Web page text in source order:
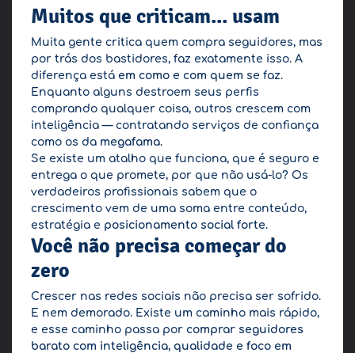
Muitos que criticam... usam
Muita gente critica quem compra seguidores, mas
por trás dos bastidores, faz exatamente isso. A
diferença está em como e com quem se faz.
Enquanto alguns destroem seus perfis
comprando qualquer coisa, outros crescem com
inteligência — contratando serviços de confiança
como os da megafama.
Se existe um atalho que funciona, que é seguro e
entrega o que promete, por que não usá-lo? Os
verdadeiros profissionais sabem que o
crescimento vem de uma soma entre conteúdo,
estratégia e posicionamento social forte.
Você não precisa começar do
zero
Crescer nas redes sociais não precisa ser sofrido.
E nem demorado. Existe um caminho mais rápido,
e esse caminho passa por comprar seguidores
barato com inteligência, qualidade e foco em